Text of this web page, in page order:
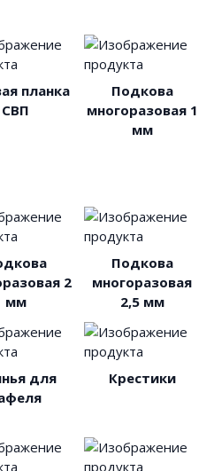
планка
СВП
Подкова
многоразовая 1
мм
2
мм
Подкова
многоразовая
2,5 мм
для
Крестики